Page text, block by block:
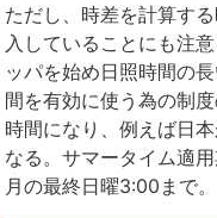
ただし、時差を計算す
入していることにも注
ッパを始め日照時間の
間を有効に使う為の制
時間になり、例えば日
なる。サマータイム適
月の最終日曜3:00まで。